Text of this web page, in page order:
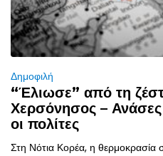
Δημοφιλή
“Έλιωσε” από τη
Χερσόνησος –
οι πολίτες
Στη Νότια Κορέα, η θερμοκρασία